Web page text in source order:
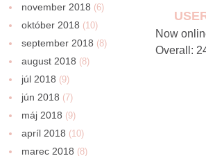
november 2018 (6)
október 2018 (10)
september 2018 (8)
august 2018 (8)
júl 2018 (9)
jún 2018 (7)
máj 2018 (9)
apríl 2018 (10)
marec 2018 (8)
Now
Overall: